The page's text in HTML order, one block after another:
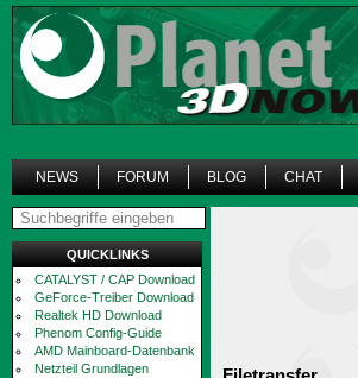
NEWS FORUM BLOG CHAT
QUICKLINKS
CATALYST / CAP Download
GeForce-Treiber Download
Realtek HD Download
Phenom Config-Guide
AMD Mainboard-Datenbank
Netzteil Grundlagen